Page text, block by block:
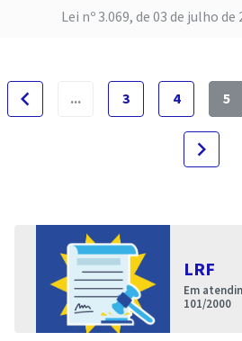
Lei nº 3.069, de 03 de julho de
navigate_before ... 3 4 5
navigate_next
LRF
Em
101/2000